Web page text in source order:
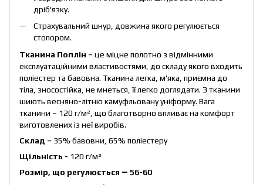
дріб'язку.
Страхувальний шнур, довжина якого регулюється
стопором.
Тканина Поплін – це міцне полотно з відмінними
експлуатаційними властивостями, до складу якого входить
поліестер та бавовна. Тканина легка, м'яка, приємна до
тіла, зносостійка, не мнеться, її легко доглядати. З тканини
шиють весняно-літню камуфльовану уніформу. Вага
тканини – 120 г/м², що благотворно впливає на комфорт
виготовлених із неї виробів.
Склад – 35% бавовни, 65% поліестеру
Щільність - 120 г/м²
Розмір, що регулюється ― 56-60